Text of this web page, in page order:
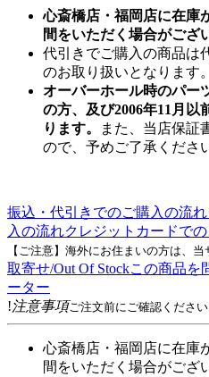
心斎橋店・福岡店に在庫
間をいただく場合がござ
代引きでご購入の商品は
のお取り扱いとなります。
オーバーホール時のパー
の方、及び2006年11月以
ります。
また、当店保証
ので、予めご了承くださ
振込・代引きでのご購入の流れ
入の流れクレジットカードで
【ご注意】海外にお住まいの方は、
取寄せ/Out Of Stockこの商品を
ーター
!注意事項ご注文前にご確認くださ
心斎橋店・福岡店に在庫
間をいただく場合がござ